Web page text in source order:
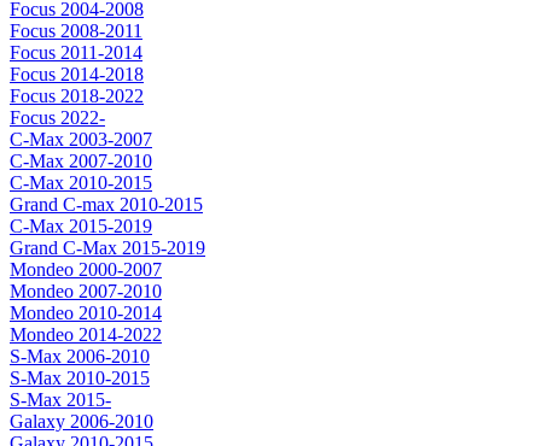
Focus 2004-2008
Focus 2008-2011
Focus 2011-2014
Focus 2014-2018
Focus 2018-2022
Focus 2022-
C-Max 2003-2007
C-Max 2007-2010
C-Max 2010-2015
Grand C-max 2010-2015
C-Max 2015-2019
Grand C-Max 2015-2019
Mondeo 2000-2007
Mondeo 2007-2010
Mondeo 2010-2014
Mondeo 2014-2022
S-Max 2006-2010
S-Max 2010-2015
S-Max 2015-
Galaxy 2006-2010